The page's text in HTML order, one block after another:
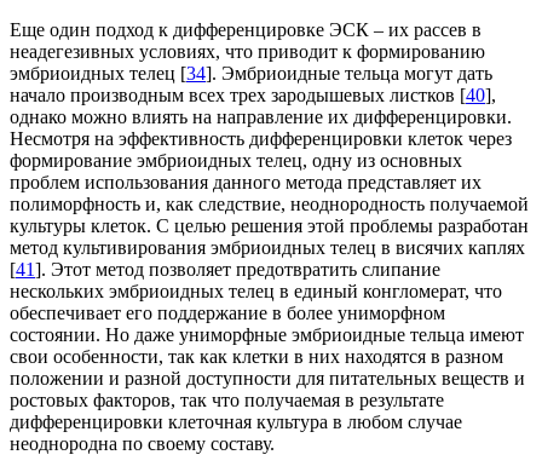
Еще один подход к дифференцировке ЭСК – их рассев в
неадегезивных условиях, что приводит к формированию
эмбриоидных телец [34]. Эмбриоидные тельца могут дать
начало производным всех трех зародышевых листков [40],
однако можно влиять на направление их дифференцировки.
Несмотря на эффективность дифференцировки клеток через
формирование эмбриоидных телец, одну из основных
проблем использования данного метода представляет их
полиморфность и, как следствие, неоднородность получаемой
культуры клеток. С целью решения этой проблемы разработан
метод культивирования эмбриоидных телец в висячих каплях
[41]. Этот метод позволяет предотвратить слипание
нескольких эмбриоидных телец в единый конгломерат, что
обеспечивает его поддержание в более униморфном
состоянии. Но даже униморфные эмбриоидные тельца имеют
свои особенности, так как клетки в них находятся в разном
положении и разной доступности для питательных веществ и
ростовых факторов, так что получаемая в результате
дифференцировки клеточная культура в любом случае
неоднородна по своему составу.